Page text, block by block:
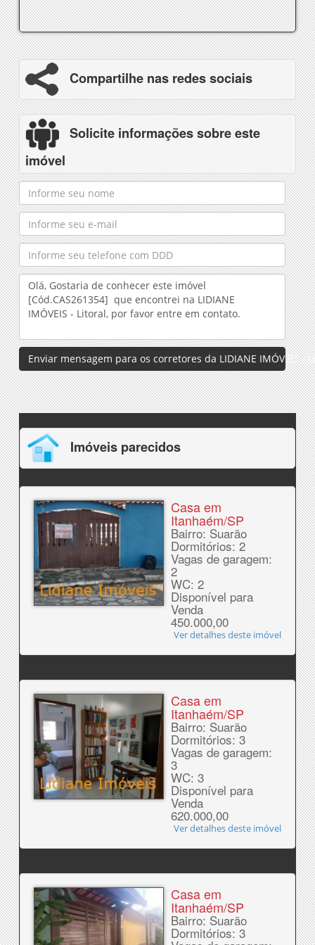
Compartilhe nas redes sociais
Solicite informações sobre este
imóvel
Enviar mensagem para os corretores da LIDIANE IMÓVEIS -
Imóveis parecidos
Casa em
Itanhaém/SP
Bairro: Suarão
Dormitórios: 2
Vagas de garagem:
2
WC: 2
Disponível para
Venda
450.000,00
Ver detalhes deste imóvel
Casa em
Itanhaém/SP
Bairro: Suarão
Dormitórios: 3
Vagas de garagem:
3
WC: 3
Disponível para
Venda
620.000,00
Ver detalhes deste imóvel
Casa em
Itanhaém/SP
Bairro: Suarão
Dormitórios: 3